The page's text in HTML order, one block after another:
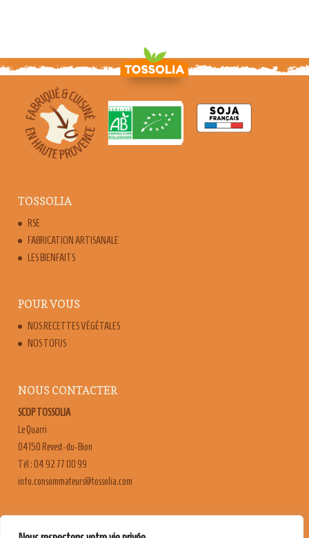
TOSSOLIA
RSE
FABRICATION ARTISANALE
LES BIENFAITS
POUR VOUS
NOS RECETTES VÉGÉTALES
NOS TOFUS
NOUS CONTACTER
SCOP TOSSOLIA
Le Quarri
04150 Revest-du-Bion
Tél : 04 92 77 00 99
moc.ailossot@sruetammosnoc.ofni